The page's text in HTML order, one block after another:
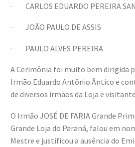
· CARLOS EDUARDO PEREIRA
· JOÃO PAULO DE ASSIS
· PAULO ALVES PEREIRA
A Cerimônia foi muito bem dirigida
Irmão Eduardo Antônio Ântico e
de diversos irmãos da Loja e
O Irmão JOSÉ DE FARIA Grande
Grande Loja do Paraná, falou em
Mestre e justificou a ausência do